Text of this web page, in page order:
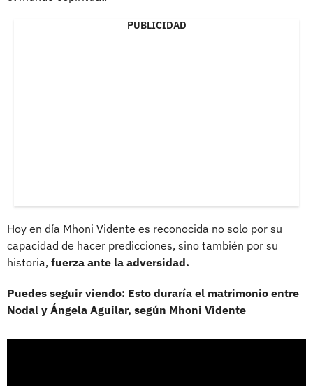
PUBLICIDAD
Hoy en día Mhoni Vidente es reconocida no solo por su
capacidad de hacer predicciones, sino también por su
historia, fuerza ante la adversidad.
Puedes seguir viendo: Esto duraría el matrimonio entre
Nodal y Ángela Aguilar, según Mhoni Vidente